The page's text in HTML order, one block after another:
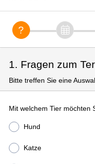
1. Fragen zum
Bitte treffen Sie eine
Mit welchem Tier möchten
Hund
Katze